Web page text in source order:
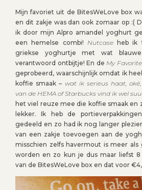
Mijn favoriet uit de BitesWeLove box
en dit zakje was dan ook zomaar op :(
ik door mijn Alpro amandel yoghurt
een hemelse combi! Nutcaseheb ik
griekse yoghurtje met wat
verantwoord ontbijtje! En de My
geprobeerd, waarschijnlijk omdat ik
koffie smaak – wat ik serieus haat,
van de HEMA of Starbucks vind ik wel
het viel reuze mee die koffie smaak en
lekker. Ik heb de
gedeeld en zo had ik nog langer
van een zakje toevoegen aan de
misschien zelfs havermout is meer
worden en zo kun je dus maar liefst 8
van de BitesWeLove box en dat voor